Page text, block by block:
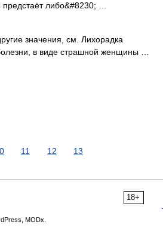
либо&#8230; …
значения, см. Лихорадка
в виде страшной женщины …
11 12 13
18+
MODx.